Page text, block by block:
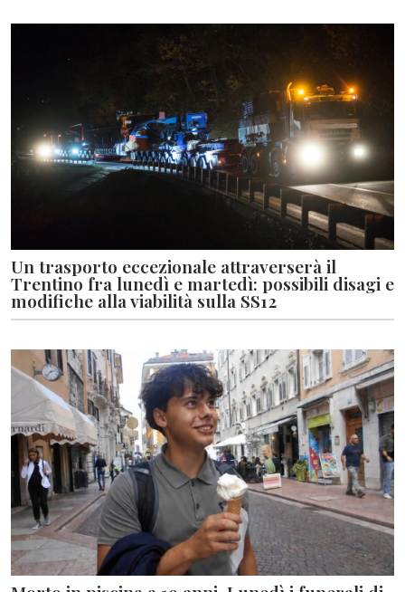
Un trasporto eccezionale attraverserà il
Trentino fra lunedì e martedì: possibili disagi e
modifiche alla viabilità sulla SS12